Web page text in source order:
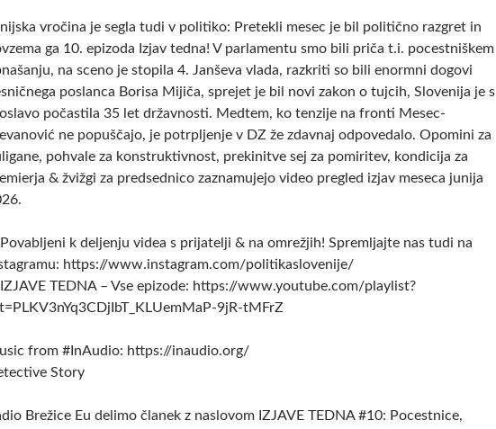
vročina je segla tudi v politiko: Pretekli mesec je bil politično razgret in
ga 10. epizoda Izjav tedna! V parlamentu smo bili priča t.i. pocestniškem
na sceno je stopila 4. Janševa vlada, razkriti so bili enormni dogovi
poslanca Borisa Mijiča, sprejet je bil novi zakon o tujcih, Slovenija je s
počastila 35 let državnosti. Medtem, ko tenzije na fronti Mesec-
ne popuščajo, je potrpljenje v DZ že zdavnaj odpovedalo. Opomini za
pohvale za konstruktivnost, prekinitve sej za pomiritev, kondicija za
& žvižgi za predsednico zaznamujejo video pregled izjav meseca junija
k deljenju videa s prijatelji & na omrežjih! Spremljajte nas tudi na
https://www.instagram.com/politikaslovenije/
TEDNA – Vse epizode: https://www.youtube.com/playlist?
9jR-tMFrZ
from #InAudio: https://inaudio.org/
Story
Brežice Eu delimo članek z naslovom IZJAVE TEDNA #10: Pocestnice,